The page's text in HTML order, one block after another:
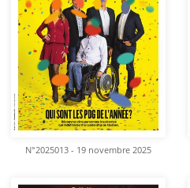
N°2025013 - 19 novembre 2025